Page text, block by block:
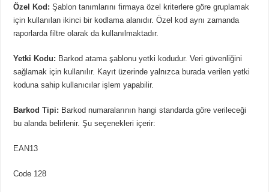
Özel Kod: Şablon tanımlarını firmaya özel kriterlere göre gruplamak
için kullanılan ikinci bir kodlama alanıdır. Özel kod aynı zamanda
raporlarda filtre olarak da kullanılmaktadır.
Yetki Kodu: Barkod atama şablonu yetki kodudur. Veri güvenliğini
sağlamak için kullanılır. Kayıt üzerinde yalnızca burada verilen yetki
koduna sahip kullanıcılar işlem yapabilir.
Barkod Tipi: Barkod numaralarının hangi standarda göre verileceği
bu alanda belirlenir. Şu seçenekleri içerir:
EAN13
Code 128